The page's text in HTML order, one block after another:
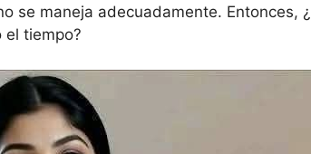
se maneja adecuadamente. Entonces,
tiempo?